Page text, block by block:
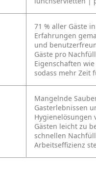
71 % aller Gäste
Erfahrungen
und
Gäste pro
Eigenschaften
sodass mehr Zeit
Mangelnde
Gasterlebnissen
Hygienelösungen
Gästen leicht zu
schnellen
Arbeitseffizienz